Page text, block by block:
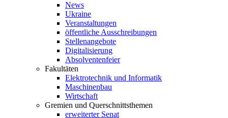
News
Ukraine
Veranstaltungen
öffentliche Ausschreibungen
Stellenangebote
Digitalisierung
Absolventenfeier
Fakultäten
Elektrotechnik und Informatik
Maschinenbau
Wirtschaft
Gremien und Querschnittsthemen
erweiterter Senat